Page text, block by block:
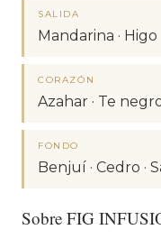
SALIDA
Mandarina · Higo
CORAZÓN
Azahar · Te
FONDO
Benjuí · Cedro ·
Sobre FIG